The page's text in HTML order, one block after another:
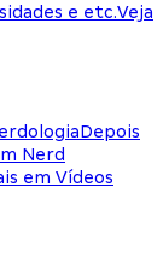
e etc.Veja
Depois
Nerd
em Vídeos